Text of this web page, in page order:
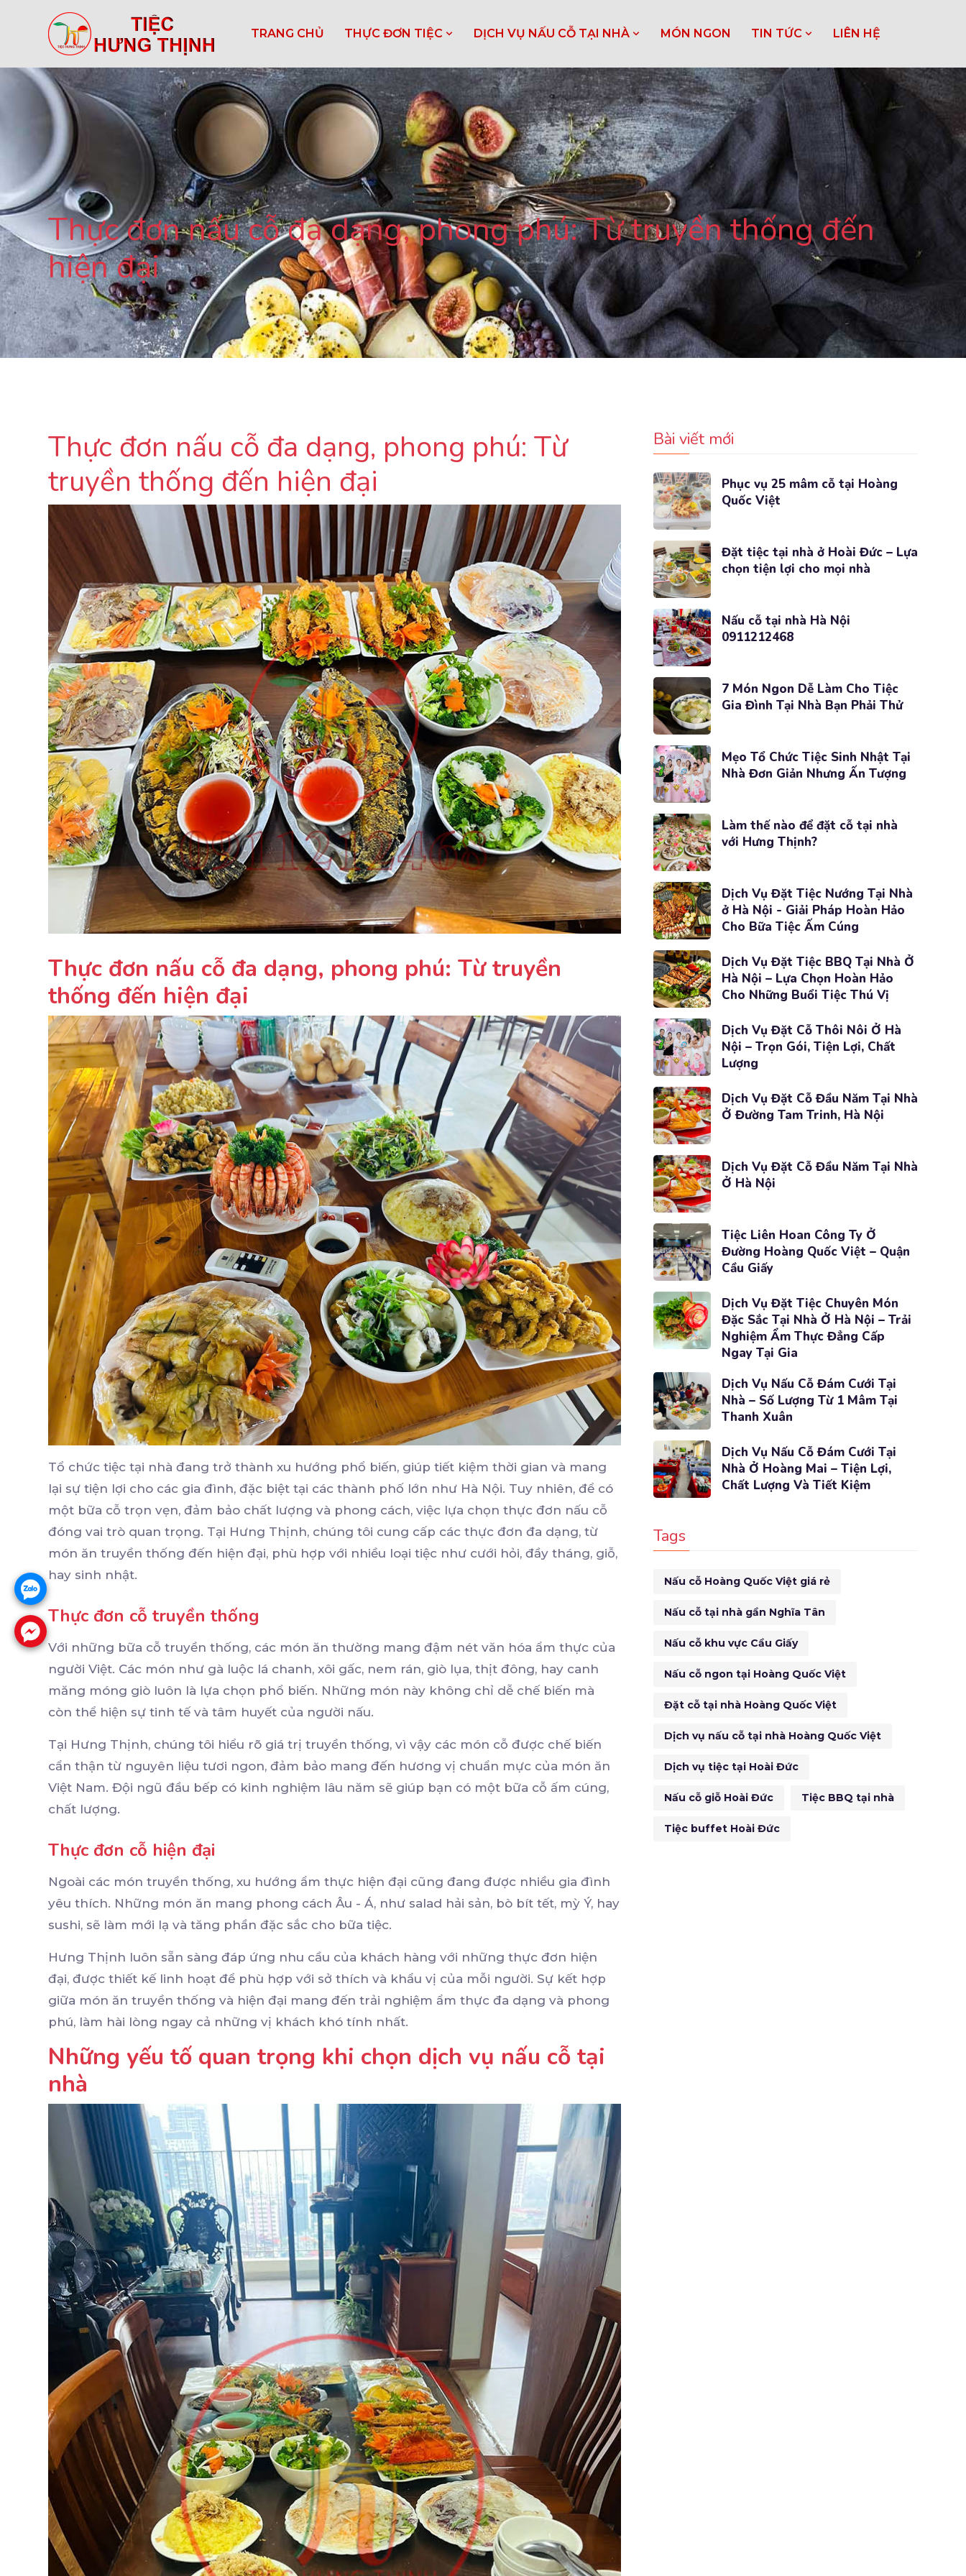
TRANG CHỦ THỰC ĐƠN TIỆC DỊCH VỤ NẤU CỖ TẠI NHÀ MÓN NGON TIN TỨC LIÊN HỆ
Thực đơn nấu cỗ đa dạng, phong phú: Từ truyền thống đến
hiện đại
Thực đơn nấu cỗ đa dạng, phong phú: Từ
truyền thống đến hiện đại
Thực đơn nấu cỗ đa dạng, phong phú: Từ truyền
thống đến hiện đại
Tổ chức tiệc tại nhà đang trở thành xu hướng phổ biến, giúp tiết kiệm thời gian và mang
lại sự tiện lợi cho các gia đình, đặc biệt tại các thành phố lớn như Hà Nội. Tuy nhiên, để có
một bữa cỗ trọn vẹn, đảm bảo chất lượng và phong cách, việc lựa chọn thực đơn nấu cỗ
đóng vai trò quan trọng. Tại Hưng Thịnh, chúng tôi cung cấp các thực đơn đa dạng, từ
món ăn truyền thống đến hiện đại, phù hợp với nhiều loại tiệc như cưới hỏi, đầy tháng, giỗ,
hay sinh nhật.
Thực đơn cỗ truyền thống
Với những bữa cỗ truyền thống, các món ăn thường mang đậm nét văn hóa ẩm thực của
người Việt. Các món như gà luộc lá chanh, xôi gấc, nem rán, giò lụa, thịt đông, hay canh
măng móng giò luôn là lựa chọn phổ biến. Những món này không chỉ dễ chế biến mà
còn thể hiện sự tinh tế và tâm huyết của người nấu.
Tại Hưng Thịnh, chúng tôi hiểu rõ giá trị truyền thống, vì vậy các món cỗ được chế biến
cẩn thận từ nguyên liệu tươi ngon, đảm bảo mang đến hương vị chuẩn mực của món ăn
Việt Nam. Đội ngũ đầu bếp có kinh nghiệm lâu năm sẽ giúp bạn có một bữa cỗ ấm cúng,
chất lượng.
Thực đơn cỗ hiện đại
Ngoài các món truyền thống, xu hướng ẩm thực hiện đại cũng đang được nhiều gia đình
yêu thích. Những món ăn mang phong cách Âu - Á, như salad hải sản, bò bít tết, mỳ Ý, hay
sushi, sẽ làm mới lạ và tăng phần đặc sắc cho bữa tiệc.
Hưng Thịnh luôn sẵn sàng đáp ứng nhu cầu của khách hàng với những thực đơn hiện
đại, được thiết kế linh hoạt để phù hợp với sở thích và khẩu vị của mỗi người. Sự kết hợp
giữa món ăn truyền thống và hiện đại mang đến trải nghiệm ẩm thực đa dạng và phong
phú, làm hài lòng ngay cả những vị khách khó tính nhất.
Những yếu tố quan trọng khi chọn dịch vụ nấu cỗ tại
nhà
Bài viết mới
Phục vụ 25 mâm cỗ tại Hoàng
Quốc Việt
Đặt tiệc tại nhà ở Hoài Đức – Lựa
chọn tiện lợi cho mọi nhà
Nấu cỗ tại nhà Hà Nội
0911212468
7 Món Ngon Dễ Làm Cho Tiệc
Gia Đình Tại Nhà Bạn Phải Thử
Mẹo Tổ Chức Tiệc Sinh Nhật Tại
Nhà Đơn Giản Nhưng Ấn Tượng
Làm thế nào để đặt cỗ tại nhà
với Hưng Thịnh?
Dịch Vụ Đặt Tiệc Nướng Tại Nhà
ở Hà Nội - Giải Pháp Hoàn Hảo
Cho Bữa Tiệc Ấm Cúng
Dịch Vụ Đặt Tiệc BBQ Tại Nhà Ở
Hà Nội – Lựa Chọn Hoàn Hảo
Cho Những Buổi Tiệc Thú Vị
Dịch Vụ Đặt Cỗ Thôi Nôi Ở Hà
Nội – Trọn Gói, Tiện Lợi, Chất
Lượng
Dịch Vụ Đặt Cỗ Đầu Năm Tại Nhà
Ở Đường Tam Trinh, Hà Nội
Dịch Vụ Đặt Cỗ Đầu Năm Tại Nhà
Ở Hà Nội
Tiệc Liên Hoan Công Ty Ở
Đường Hoàng Quốc Việt – Quận
Cầu Giấy
Dịch Vụ Đặt Tiệc Chuyên Món
Đặc Sắc Tại Nhà Ở Hà Nội – Trải
Nghiệm Ẩm Thực Đẳng Cấp
Ngay Tại Gia
Dịch Vụ Nấu Cỗ Đám Cưới Tại
Nhà – Số Lượng Từ 1 Mâm Tại
Thanh Xuân
Dịch Vụ Nấu Cỗ Đám Cưới Tại
Nhà Ở Hoàng Mai – Tiện Lợi,
Chất Lượng Và Tiết Kiệm
Tags
Nấu cỗ Hoàng Quốc Việt giá rẻ
Nấu cỗ tại nhà gần Nghĩa Tân
Nấu cỗ khu vực Cầu Giấy
Nấu cỗ ngon tại Hoàng Quốc Việt
Đặt cỗ tại nhà Hoàng Quốc Việt
Dịch vụ nấu cỗ tại nhà Hoàng Quốc Việt
Dịch vụ tiệc tại Hoài Đức
Nấu cỗ giỗ Hoài Đức Tiệc BBQ tại nhà
Tiệc buffet Hoài Đức